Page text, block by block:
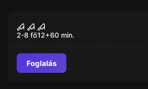
Beszarsz
2-8 fő12+60 min.
Foglalás